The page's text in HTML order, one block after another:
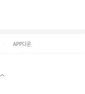
APP다운